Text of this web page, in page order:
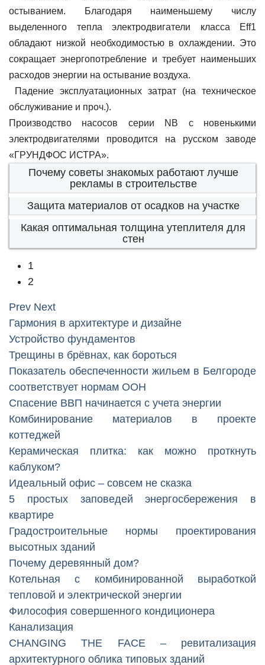
остыванием. Благодаря наименьшему числу
выделенного тепла электродвигатели класса Eff1
обладают низкой необходимостью в охлаждении. Это
сокращает энергопотребление и требует наименьших
расходов энергии на остывание воздуха.
Падение эксплуатационных затрат (на техническое
обслуживание и проч.).
Производство насосов серии NB с новенькими
электродвигателями проводится на русском заводе
«ГРУНДФОС ИСТРА».
Почему советы знакомых работают лучше
рекламы в строительстве
Защита материалов от осадков на участке
Какая оптимальная толщина утеплителя для
стен
1
2
Prev Next
Гармония в архитектуре и дизайне
Устройство фундаментов
Трещины в брёвнах, как бороться
Показатель обеспеченности жильем в Белгороде
соответствует нормам ООН
Спасение ВВП начинается с учета энергии
Комбинирование материалов в проекте
коттеджей
Керамическая плитка: как можно проткнуть
каблуком?
Идеальный офис – совсем не сказка
5 простых заповедей энергосбережения в
квартире
Градостроительные нормы проектирования
высотных зданий
Почему деревянный дом?
Котельная с комбинированной выработкой
тепловой и электрической энергии
Философия совершенного кондиционера
Канализация
CHANGING THE FACE – ревитализация
архитектурного облика типовых зданий